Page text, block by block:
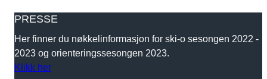
PRESSE
Her finner du nøkkelinformasjon for ski-o sesongen 2022 -
2023 og orienteringssesongen 2023.
Klikk her